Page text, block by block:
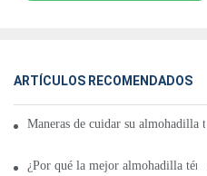
ARTÍCULOS RECOMENDADOS
Maneras de cuidar su almohadilla
¿Por qué la mejor almohadilla